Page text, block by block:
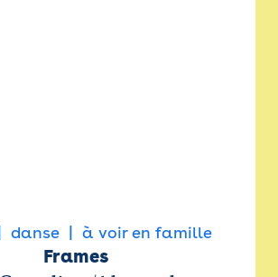
danse à voir en famille
Frames